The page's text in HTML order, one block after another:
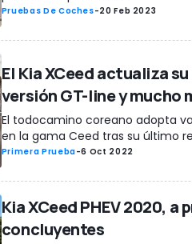
Pruebas De Coches-20 Feb 2023
El Kia XCeed actualiza
versión GT-line y mucho
El todocamino coreano adopta
en la gama Ceed tras su último
Primera Prueba-6 Oct 2022
Kia XCeed PHEV 2020,
concluyentes